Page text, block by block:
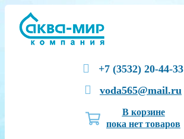
+7 (3532) 20-44-33
voda565@mail.ru
В корзине
пока нет товаров